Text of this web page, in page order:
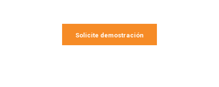
Solicite demostración